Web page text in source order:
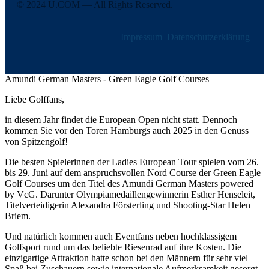
© 2024 U.COM — All Rights Reserved.
Amundi German Masters - Green Eagle Golf Courses
Liebe Golffans,
in diesem Jahr findet die European Open nicht statt. Dennoch
kommen Sie vor den Toren Hamburgs auch 2025 in den Genuss
von Spitzengolf!
Die besten Spielerinnen der Ladies European Tour spielen vom 26.
bis 29. Juni auf dem anspruchsvollen Nord Course der Green Eagle
Golf Courses um den Titel des Amundi German Masters powered
by VcG. Darunter Olympiamedaillengewinnerin Esther Henseleit,
Titelverteidigerin Alexandra Försterling und Shooting-Star Helen
Briem.
Und natürlich kommen auch Eventfans neben hochklassigem
Golfsport rund um das beliebte Riesenrad auf ihre Kosten. Die
einzigartige Attraktion hatte schon bei den Männern für sehr viel